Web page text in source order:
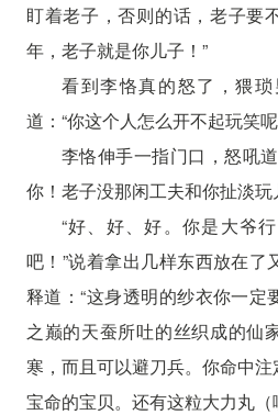
盯着老子，否则的话，老子要
年，老子就是你儿子！”
看到李恪真的怒了，猥
道：“你这个人怎么开不起玩笑
李恪伸手一指门口，怒吼
你！老子没那闲工夫和你扯淡玩
“好、好、好。你是大爷
吧！”说着拿出几样东西放在了
释道：“这身透明的纱衣你一定
之巅的天蚕所吐的丝织成的仙
寒，而且可以避刀兵。你命中
宝命的宝贝。还有这粒大力丸